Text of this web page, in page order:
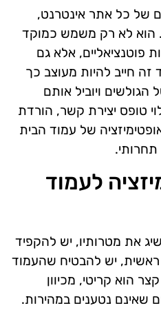
של כל אתר אינטרנט,
ובפרט אתרים בתחום B2B. הוא לא רק משמש כמוקד
פוטנציאליים, אלא גם
חייב להיות מעוצב כך
ויוביל אותם
טופס יצירת קשר, הורדת
של עמוד הבית
לעמוד
את מטרותיו, יש להקפיד
ראשית, יש להבטיח שהעמוד
הוא קריטי, מכיוון
שאינם נטענים במהירות.